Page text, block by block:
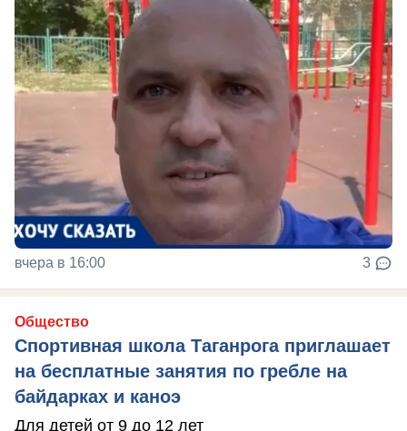
вчера в 16:00 3
Общество
Спортивная школа Таганрога приглашает
на бесплатные занятия по гребле на
байдарках и каноэ
Для детей от 9 до 12 лет